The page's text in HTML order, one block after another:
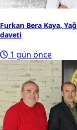
Furkan Bera Kaya,
daveti
1 gün önce